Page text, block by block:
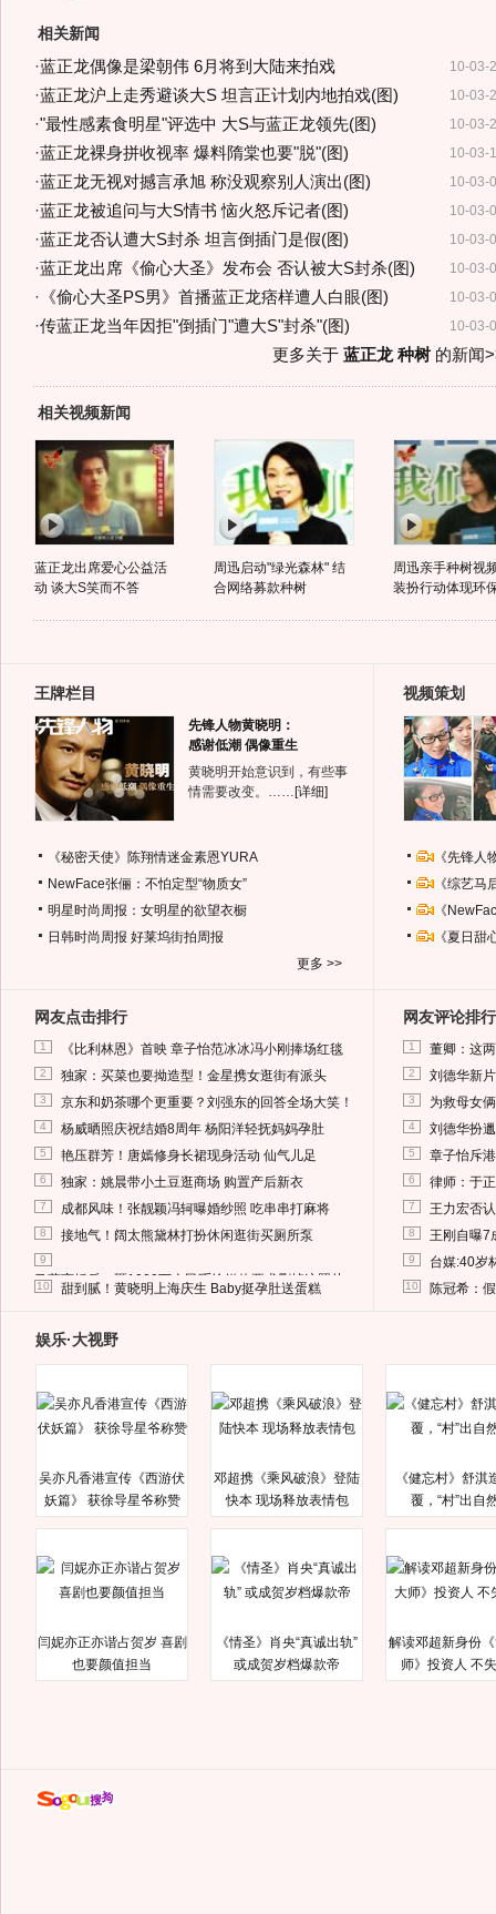
相关新闻
10-03-
·蓝正龙偶像是梁朝伟 6月将到大陆来拍戏
10-03-
·蓝正龙沪上走秀避谈大S 坦言正计划内地拍戏(图)
10-03-
·"最性感素食明星"评选中 大S与蓝正龙领先(图)
10-03-
·蓝正龙裸身拼收视率 爆料隋棠也要"脱"(图)
10-03-
·蓝正龙无视对撼言承旭 称没观察别人演出(图)
10-03-
·蓝正龙被追问与大S情书 恼火怒斥记者(图)
10-03-
·蓝正龙否认遭大S封杀 坦言倒插门是假(图)
10-03-
·蓝正龙出席《偷心大圣》发布会 否认被大S封杀(图)
10-03-
· 《偷心大圣PS男》首播蓝正龙痞样遭人白眼(图)
10-03-
·传蓝正龙当年因拒"倒插门"遭大S"封杀"(图)
更多关于 蓝正龙 种树的新闻
相关视频新闻
蓝正龙出席爱心公益活
动 谈大S笑而不答
周迅启动"绿光森林" 结
合网络募款种树
周迅亲手种树视
装扮行动体现环
王牌栏目
先锋人物黄晓明：
感谢低潮 偶像重生
黄晓明开始意识到，有些事
情需要改变。…… [详细]
《秘密天使》陈翔情迷金素恩YURA
NewFace张俪：不怕定型“物质女”
明星时尚周报：女明星的欲望衣橱
日韩时尚周报 好莱坞街拍周报
更多 >>
视频策划
《先锋
《综艺
《
《夏日
网友点击排行
1 《比利林恩》首映 章子怡范冰冰冯小刚捧场红毯
2 独家：买菜也要拗造型！金星携女逛街有派头
3 京东和奶茶哪个更重要？刘强东的回答全场大笑！
4 杨威晒照庆祝结婚8周年 杨阳洋轻抚妈妈孕肚
5 艳压群芳！唐嫣修身长裙现身活动 仙气儿足
6 独家：姚晨带小土豆逛商场 购置产后新衣
7 成都风味！张靓颖冯轲曝婚纱照 吃串串打麻将
8 接地气！阔太熊黛林打扮休闲逛街买厕所泵
9
马蓉离婚后，砸1000万人民币给媒体要求删掉这照片
10 甜到腻！黄晓明上海庆生 Baby挺孕肚送蛋糕
网友评论排行
1 董卿：这
2 刘德华新
3 为救母女
4 刘德华扮
5 章子怡斥
6 律师：于
7 王力宏否
8 王刚自曝7
9 台媒:40岁
10 陈冠希：
娱乐·大视野
吴亦凡香港宣传《西游伏
妖篇》 获徐导星爷称赞
邓超携《乘风破浪》登陆
快本 现场释放表情包
《健忘村》舒淇
覆，“村”出自
闫妮亦正亦谐占贺岁 喜剧
也要颜值担当
《情圣》肖央“真诚出轨”
或成贺岁档爆款帝
解读邓超新身份
师》投资人 不